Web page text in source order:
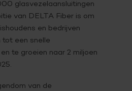
glasvezelaansluitingen
van DELTA Fiber is om
en bedrijven
tot een snelle
te groeien naar 2 miljoen
van de